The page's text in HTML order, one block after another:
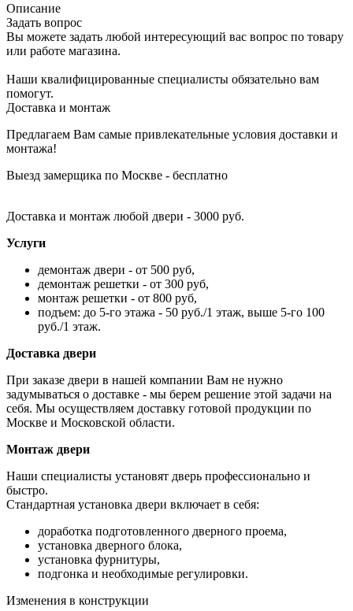
Описание
Задать вопрос
Вы можете задать любой интересующий вас вопрос по товару
или работе магазина.
Наши квалифицированные специалисты обязательно вам
помогут.
Доставка и монтаж
Предлагаем Вам самые привлекательные условия доставки и
монтажа!
Выезд замерщика по Москве - бесплатно
Доставка и монтаж любой двери - 3000 руб.
Услуги
демонтаж двери - от 500 руб,
демонтаж решетки - от 300 руб,
монтаж решетки - от 800 руб,
подъем: до 5-го этажа - 50 руб./1 этаж, выше 5-го 100
руб./1 этаж.
Доставка двери
При заказе двери в нашей компании Вам не нужно
задумываться о доставке - мы берем решение этой задачи на
себя. Мы осуществляем доставку готовой продукции по
Москве и Московской области.
Монтаж двери
Наши специалисты установят дверь профессионально и
быстро.
Стандартная установка двери включает в себя:
доработка подготовленного дверного проема,
установка дверного блока,
установка фурнитуры,
подгонка и необходимые регулировки.
Изменения в конструкции